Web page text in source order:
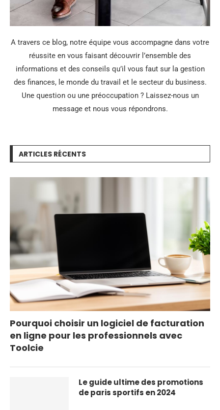
A travers ce blog, notre équipe vous accompagne dans votre
réussite en vous faisant découvrir l’ensemble des
informations et des conseils qu’il vous faut sur la gestion
des finances, le monde du travail et le secteur du business.
Une question ou une préoccupation ? Laissez-nous un
message et nous vous répondrons.
ARTICLES RÉCENTS
Pourquoi choisir un logiciel de facturation
en ligne pour les professionnels avec
Toolcie
Le guide ultime des promotions
de paris sportifs en 2024